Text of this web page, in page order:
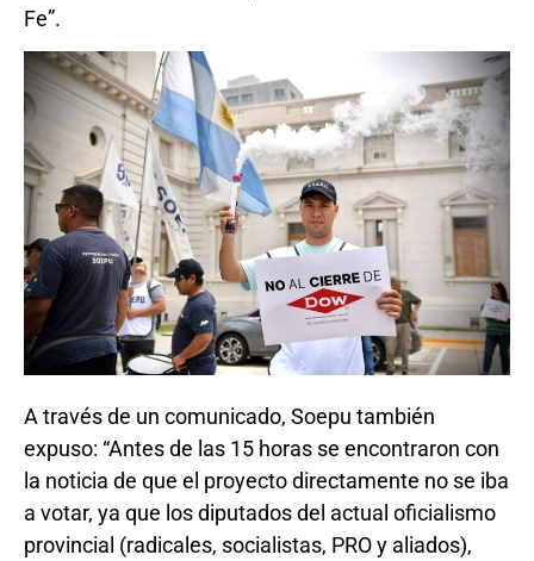
Fe”.
A través de un comunicado, Soepu también
expuso: “Antes de las 15 horas se encontraron con
la noticia de que el proyecto directamente no se iba
a votar, ya que los diputados del actual oficialismo
provincial (radicales, socialistas, PRO y aliados),